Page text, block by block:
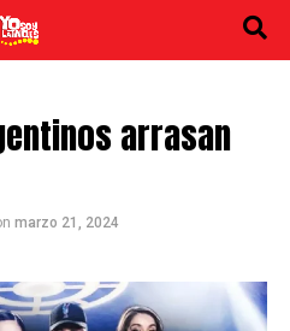
arrasan
marzo 21, 2024